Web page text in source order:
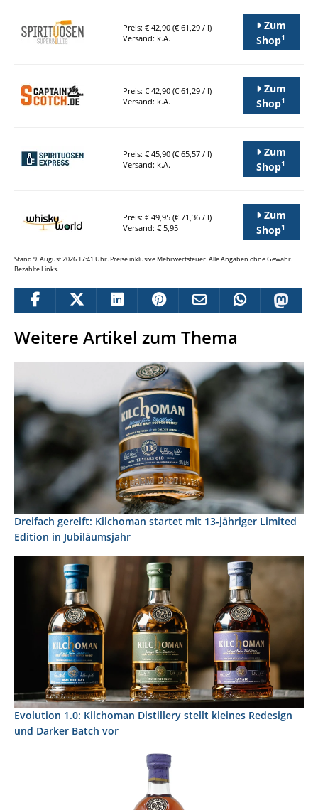
Preis: € 42,90 (€ 61,29 / l)
Versand: k.A.
Zum
Shop1
Preis: € 42,90 (€ 61,29 / l)
Versand: k.A.
Zum
Shop1
Preis: € 45,90 (€ 65,57 / l)
Versand: k.A.
Zum
Shop1
Preis: € 49,95 (€ 71,36 / l)
Versand: € 5,95
Zum
Shop1
Stand 9. August 2026 17:41 Uhr. Preise inklusive Mehrwertsteuer. Alle Angaben ohne Gewähr.
Bezahlte Links.
Weitere Artikel zum Thema
Dreifach gereift: Kilchoman startet mit 13-jähriger Limited
Edition in Jubiläumsjahr
Evolution 1.0: Kilchoman Distillery stellt kleines Redesign
und Darker Batch vor